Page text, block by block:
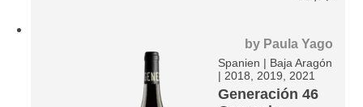
by Paula Yago
Spanien | Baja Aragón
| 2018, 2019, 2021
Generación 46